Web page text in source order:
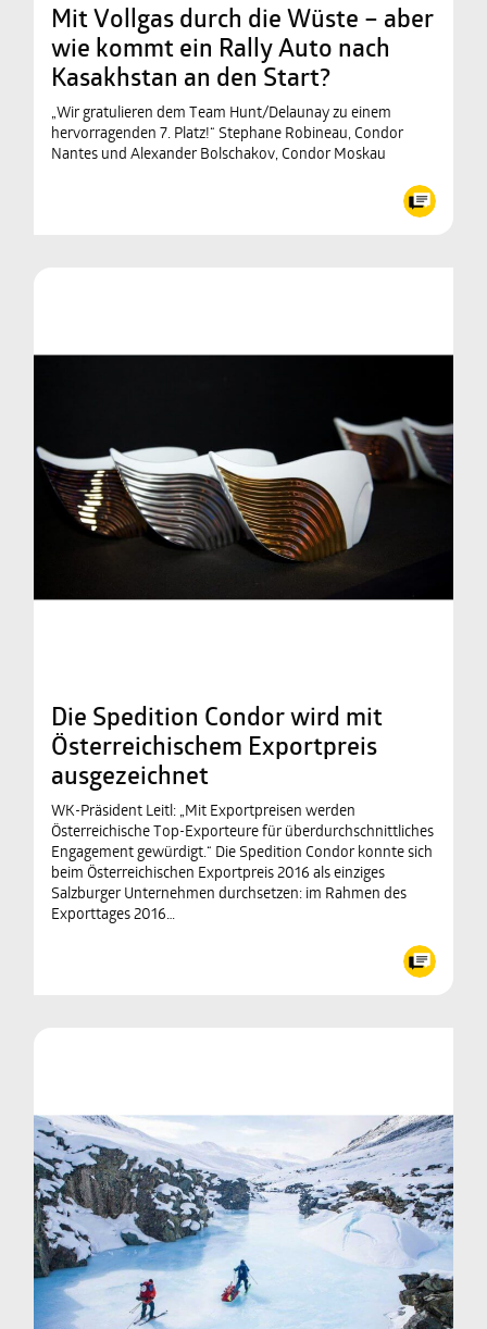
Mit Vollgas durch die Wüste – aber
wie kommt ein Rally Auto nach
Kasakhstan an den Start?
„Wir gratulieren dem Team Hunt/Delaunay zu einem
hervorragenden 7. Platz!“ Stephane Robineau, Condor
Nantes und Alexander Bolschakov, Condor Moskau
Die Spedition Condor wird mit
Österreichischem Exportpreis
ausgezeichnet
WK-Präsident Leitl: „Mit Exportpreisen werden
Österreichische Top-Exporteure für überdurchschnittliches
Engagement gewürdigt.“ Die Spedition Condor konnte sich
beim Österreichischen Exportpreis 2016 als einziges
Salzburger Unternehmen durchsetzen: im Rahmen des
Exporttages 2016…